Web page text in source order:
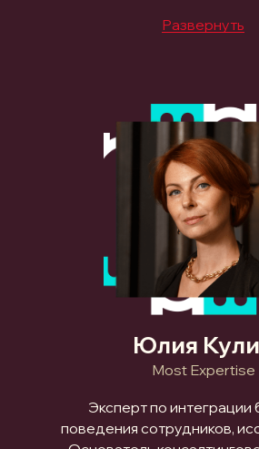
Развернуть
Юлия
Most Expertise
Эксперт по интеграции
поведения сотрудников,